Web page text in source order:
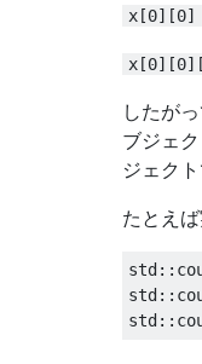
x[0][0]
したが
ブジェ
ジェクト
たとえ
std::
std::
std::